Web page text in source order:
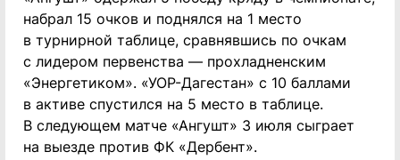
набрал 15 очков и поднялся на 1 место
в турнирной таблице, сравнявшись по очкам
с лидером первенства — прохладненским
«Энергетиком». «УОР-Дагестан» с 10 баллами
в активе спустился на 5 место в таблице.
В следующем матче «Ангушт» 3 июля сыграет
на выезде против ФК «Дербент».